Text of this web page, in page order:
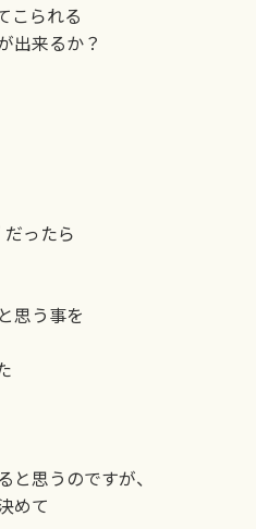
こられる
出来るか？
ったら
思う事を
と思うのですが、
めて